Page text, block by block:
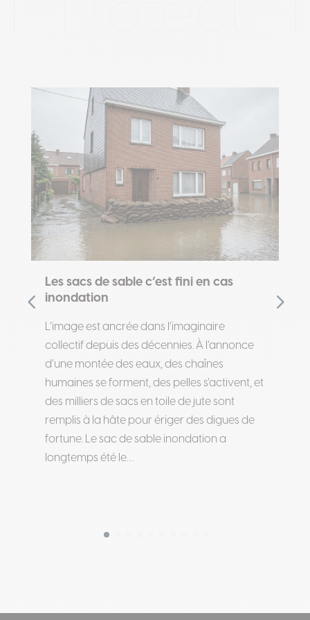
Les sacs de sable c’est fini en cas
inondation
L’image est ancrée dans l’imaginaire
collectif depuis des décennies. À l’annonce
d’une montée des eaux, des chaînes
humaines se forment, des pelles s’activent, et
des milliers de sacs en toile de jute sont
remplis à la hâte pour ériger des digues de
fortune. Le sac de sable inondation a
longtemps été le…